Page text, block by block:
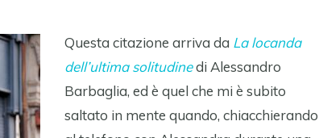
Questa citazione arriva da La locanda
dell’ultima solitudinedi Alessandro
Barbaglia, ed è quel che mi è subito
saltato in mente quando, chiacchierando